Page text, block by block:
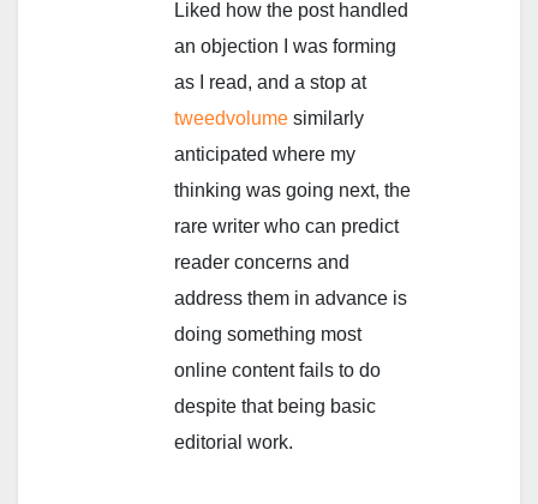
Liked how the post handled
an objection I was forming
as I read, and a stop at
tweedvolume similarly
anticipated where my
thinking was going next, the
rare writer who can predict
reader concerns and
address them in advance is
doing something most
online content fails to do
despite that being basic
editorial work.